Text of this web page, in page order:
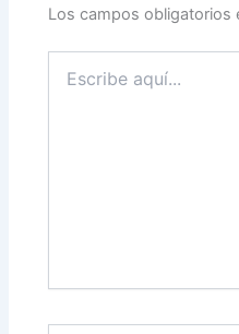
Los campos obligatorios
aquí...